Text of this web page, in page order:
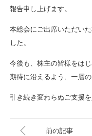
報告申し上げます。
本総会にご出席いただい
した。
今後も、株主の皆様をは
期待に沿えるよう、一層
引き続き変わらぬご支援
前の記事